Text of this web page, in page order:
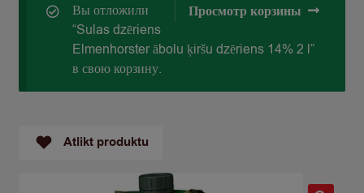
Просмотр корзины
Вы отложили
“Sulas dzēriens
Elmenhorster ābolu ķiršu dzēriens 14% 2 l”
в свою корзину.
Atlikt produktu